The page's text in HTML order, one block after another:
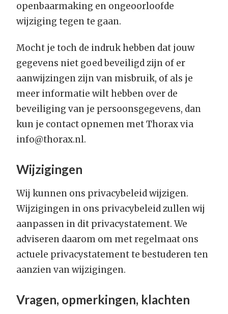
openbaarmaking en ongeoorloofde
wijziging tegen te gaan.
Mocht je toch de indruk hebben dat jouw
gegevens niet goed beveiligd zijn of er
aanwijzingen zijn van misbruik, of als je
meer informatie wilt hebben over de
beveiliging van je persoonsgegevens, dan
kun je contact opnemen met Thorax via
info@thorax.nl.
Wijzigingen
Wij kunnen ons privacybeleid wijzigen.
Wijzigingen in ons privacybeleid zullen wij
aanpassen in dit privacystatement. We
adviseren daarom om met regelmaat ons
actuele privacystatement te bestuderen ten
aanzien van wijzigingen.
Vragen, opmerkingen, klachten